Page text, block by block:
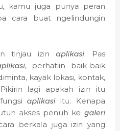
kamu juga punya peran
cara buat ngelindungin
tinjau izin aplikasi. Pas
, perhatiin baik-baik
kayak lokasi, kontak,
lagi apakah izin itu
aplikasiitu. Kenapa
akses penuh ke galeri
berkala juga izin yang